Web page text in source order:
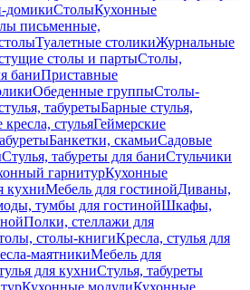
домикиСтолыКухонные
письменные,
Туалетные столикиЖурнальные
столы и партыСтолы,
баниПриставные
Обеденные группыСтолы-
табуретыБарные стулья,
стульяГеймерские
Банкетки, скамьиСадовые
Стулья, табуреты для баниСтульчики
гарнитурКухонные
кухниМебель для гостинойДиваны,
тумбы для гостинойШкафы,
Полки, стеллажи для
столы-книгиКресла, стулья для
маятникиМебель для
для кухниСтулья, табуреты
Кухонные модулиКухонные